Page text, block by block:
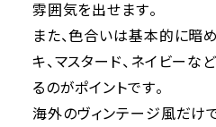
雰囲気を出せます。
また、色合いは基本的に暗
キ、マスタード、ネイビー
るのがポイントです。
海外のヴィンテージ風だけ